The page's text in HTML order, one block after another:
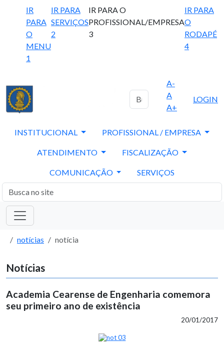
IR
PARA
O
MENU
1
IR PARA
SERVIÇOS
2
IR PARA O
PROFISSIONAL/EMPRESA
3
IR PARA
O
RODAPÉ
4
A-
A
A+
LOGIN
INSTITUCIONAL PROFISSIONAL / EMPRESA
ATENDIMENTO FISCALIZAÇÃO
COMUNICAÇÃO SERVIÇOS
notícias notícia
Notícias
Academia Cearense de Engenharia comemora
seu primeiro ano de existência
20/01/2017